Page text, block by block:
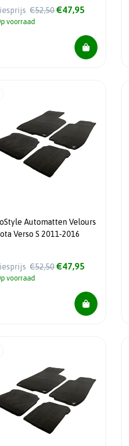
€52,50 €47,95
voorraad
Automatten Velours
Verso S 2011-2016
€52,50 €47,95
voorraad